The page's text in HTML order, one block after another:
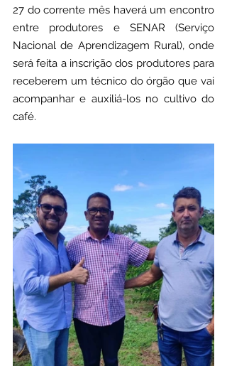
27 do corrente mês haverá um encontro
entre produtores e SENAR (Serviço
Nacional de Aprendizagem Rural), onde
será feita a inscrição dos produtores para
receberem um técnico do órgão que vai
acompanhar e auxiliá-los no cultivo do
café.